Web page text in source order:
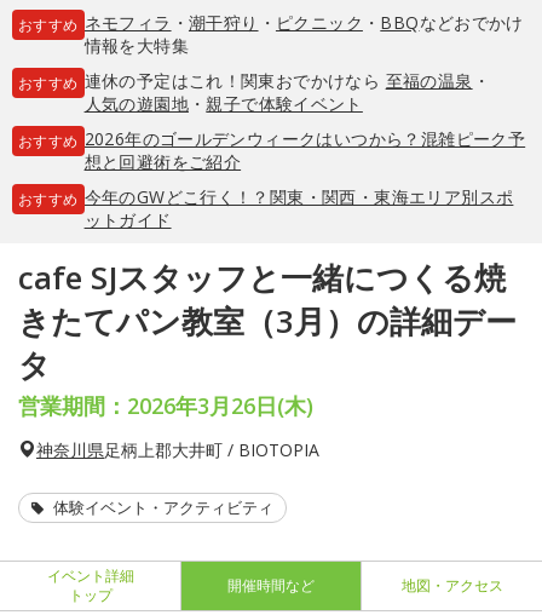
おすすめ ネモフィラ ・ 潮干狩り ・ ピクニック ・ BBQなどおでかけ
情報を大特集
おすすめ 連休の予定はこれ！関東おでかけなら 至福の温泉 ・
人気の遊園地・親子で体験イベント
おすすめ 2026年のゴールデンウィークはいつから？混雑ピーク予
想と回避術をご紹介
おすすめ 今年のGWどこ行く！？関東・関西・東海エリア別スポ
ットガイド
cafe SJスタッフと一緒につくる焼
きたてパン教室（3月）の詳細デー
タ
営業期間：2026年3月26日(木)
神奈川県足柄上郡大井町 / BIOTOPIA
体験イベント・アクティビティ
イベント詳細
トップ
開催時間など 地図・アクセス